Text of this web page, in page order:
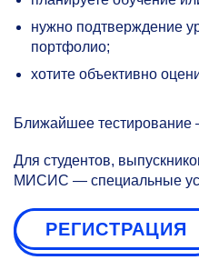
нужно подтверждение
портфолио;
хотите объективно
Ближайшее
Для студентов,
МИСИС — специальные
РЕГИСТРАЦИЯ